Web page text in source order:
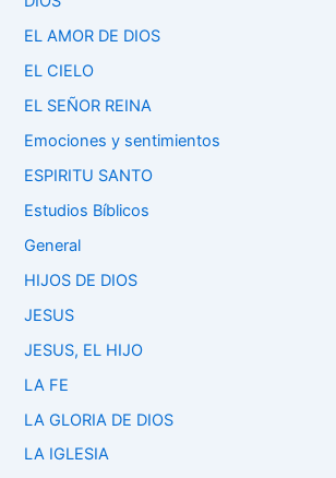
EL AMOR DE DIOS
EL CIELO
EL SEÑOR REINA
Emociones y sentimientos
ESPIRITU SANTO
Estudios Bíblicos
General
HIJOS DE DIOS
JESUS
JESUS, EL HIJO
LA FE
LA GLORIA DE DIOS
LA IGLESIA